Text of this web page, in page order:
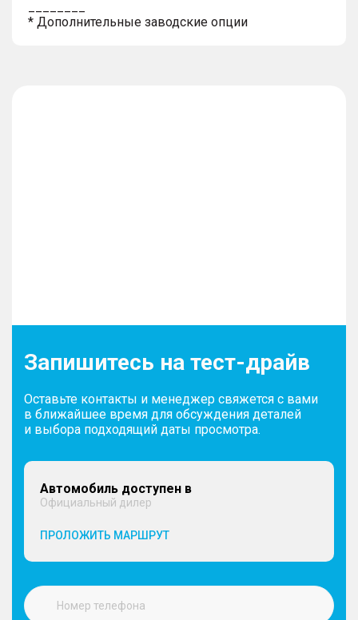
* Дополнительные заводские опции
Запишитесь на тест-драйв
Оставьте контакты и менеджер свяжется с вами
в ближайшее время для обсуждения деталей
и выбора подходящий даты просмотра.
Автомобиль доступен в
Официальный дилер
ПРОЛОЖИТЬ МАРШРУТ